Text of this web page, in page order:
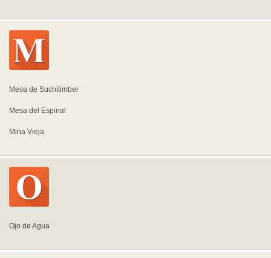
Mesa de Suchitimber
Mesa del Espinal
Mina Vieja
Ojo de Agua